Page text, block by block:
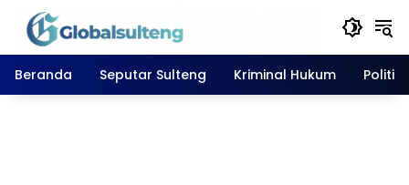
Langsung
konten
Beranda
Seputar Sulteng Kriminal Hukum Politik